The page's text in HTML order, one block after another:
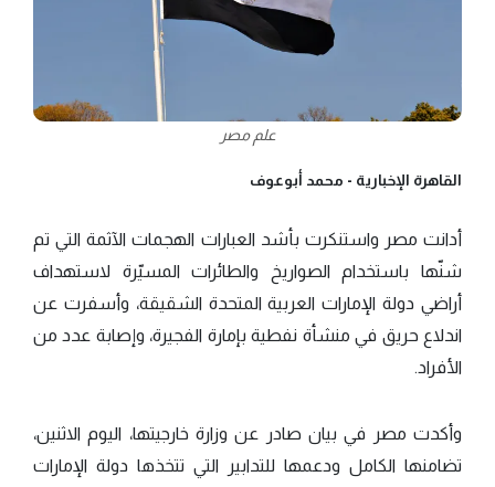
علم مصر
القاهرة الإخبارية - محمد أبوعوف
أدانت مصر واستنكرت بأشد العبارات الهجمات الآثمة التي تم
شنّها باستخدام الصواريخ والطائرات المسيّرة لاستهداف
أراضي دولة الإمارات العربية المتحدة الشقيقة، وأسفرت عن
اندلاع حريق في منشأة نفطية بإمارة الفجيرة، وإصابة عدد من
الأفراد.
وأكدت مصر في بيان صادر عن وزارة خارجيتها، اليوم الاثنين،
تضامنها الكامل ودعمها للتدابير التي تتخذها دولة الإمارات